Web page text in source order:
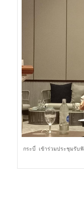
กระบี่ เข้าร่วมประชุมรับ